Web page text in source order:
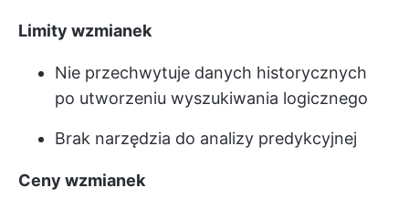
Limity wzmianek
Nie przechwytuje danych historycznych
po utworzeniu wyszukiwania logicznego
Brak narzędzia do analizy predykcyjnej
Ceny wzmianek